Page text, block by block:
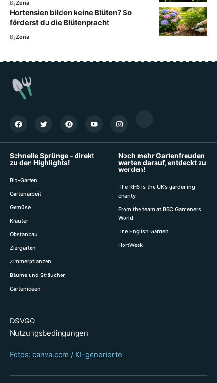
ByZena
Hortensien bilden keine Blüten? So
förderst du die Blütenpracht
ByZena
Schnelle Sprünge – direkt
zu den Highlights!
Bio-Garten
Gartenarbeit
Gemüse
Kräuter
Obstanbau
Ziergarten
Zimmerpflanzen
Bäume und Sträucher
Gartenideen
Noch mehr Gartenfreuden
warten darauf, entdeckt zu
werden!
The RHS is the UK’s gardening
charity
From the team at BBC Gardeners‘
World
The English Garden
HortWeek
DSVGO
Nutzungsbedingungen
Fotos: canva.com / KI-generierte